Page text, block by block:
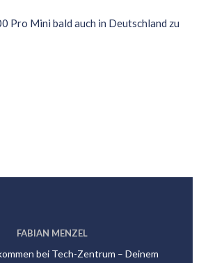
Pro Mini bald auch in Deutschland zu
FABIAN MENZEL
bei Tech-Zentrum – Deinem